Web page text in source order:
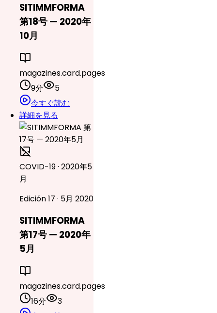
SITIMMFORMA
第18号 — 2020年
10月
magazines.card.pages
9分
5
今すぐ読む
詳細を見る
COVID-19 · 2020年5
月
Edición 17 · 5月 2020
SITIMMFORMA
第17号 — 2020年
5月
magazines.card.pages
16分
3